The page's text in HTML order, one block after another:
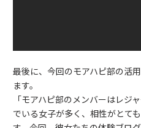
最後に、今回のモアハピ部の活
ます。
「モアハピ部のメンバーはレジ
でいる女子が多く、相性がとて